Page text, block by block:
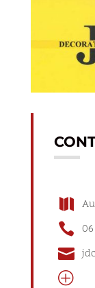



P